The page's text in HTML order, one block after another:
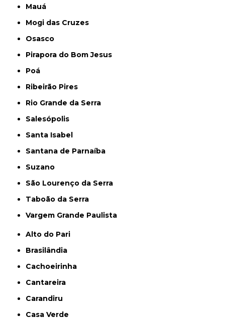
Mauá
Mogi das Cruzes
Osasco
Pirapora do Bom Jesus
Poá
Ribeirão Pires
Rio Grande da Serra
Salesópolis
Santa Isabel
Santana de Parnaíba
Suzano
São Lourenço da Serra
Taboão da Serra
Vargem Grande Paulista
Alto do Pari
Brasilândia
Cachoeirinha
Cantareira
Carandiru
Casa Verde